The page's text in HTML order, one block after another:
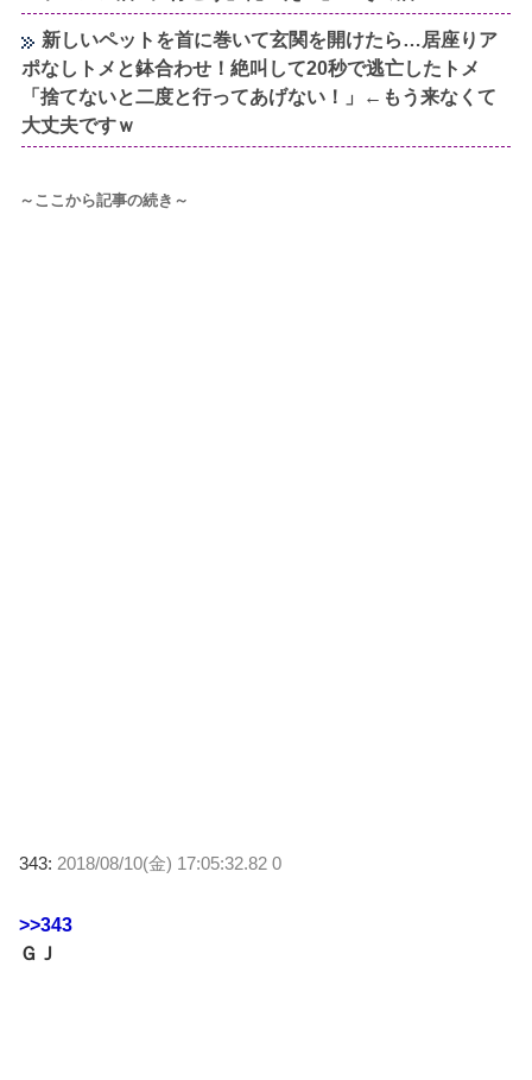
新しいペットを首に巻いて玄関を開けたら…居座りア
ポなしトメと鉢合わせ！絶叫して20秒で逃亡したトメ
「捨てないと二度と行ってあげない！」←もう来なくて
大丈夫ですｗ
～ここから記事の続き～
343: 2018/08/10(金) 17:05:32.82 0
>>343
ＧＪ